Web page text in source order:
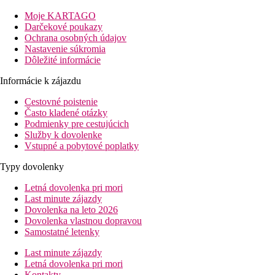
Vzdialenosť
pláže: 0 m
letisko: 10 km
centrá: 400 m
Junior Suita, Výhľad bazén, bočný výhľad na more:
individuálne ovládaná klimatizácia
televízia
trezor (zadarmo)
chladnička
wi-fi (zdarma)
balkón alebo terasa
čiastočný výhľad na more
Ostatné typy izieb(pokiaľ nie je uvedené inak, majú izby
vyššie uvedené vybavenie)
Suita, Vyššie poschodie, Výhľad bazén, Bočný výhľad
mora:umiestnená na vyššom poschodí
Popis hotela
vstupná hala
Moje KARTAGO
Darčekové poukazy
Ochrana osobných údajov
Nastavenie súkromia
Dôležité informácie
Informácie k zájazdu
Cestovné poistenie
Často kladené otázky
Podmienky pre cestujúcich
Služby k dovolenke
Vstupné a pobytové poplatky
Typy dovolenky
Letná dovolenka pri mori
Last minute zájazdy
Dovolenka na leto 2026
Dovolenka vlastnou dopravou
Samostatné letenky
Last minute zájazdy
Letná dovolenka pri mori